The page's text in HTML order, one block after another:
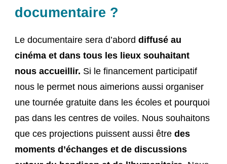
documentaire ?
Le documentaire sera d’aborddiffusé au
cinéma et dans tous les lieux souhaitant
nous accueillir. Si le financement participatif
nous le permet nous aimerions aussi organiser
une tournée gratuite dans les écoles et pourquoi
pas dans les centres de voiles. Nous souhaitons
que ces projections puissent aussi êtredes
moments d’échanges et de discussions